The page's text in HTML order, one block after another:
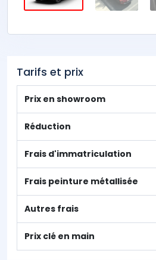
Tarifs et prix
Prix en showroom
Réduction
Frais d'immatriculation
Frais peinture métallisée
Autres frais
Prix clé en main